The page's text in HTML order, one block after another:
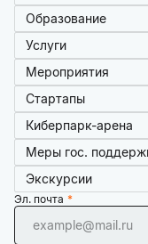
Образование
Услуги
Мероприятия
Стартапы
Киберпарк-арена
Меры гос.
Экскурсии
Эл. почта